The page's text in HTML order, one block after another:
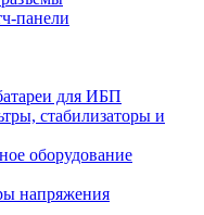
панели
для ИБП
стабилизаторы и
оборудование
напряжения